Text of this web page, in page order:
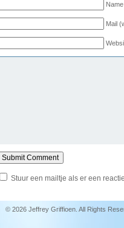
Mail
Stuur een mailtje als er een
© 2026 Jeffrey Griffioen. All Rights